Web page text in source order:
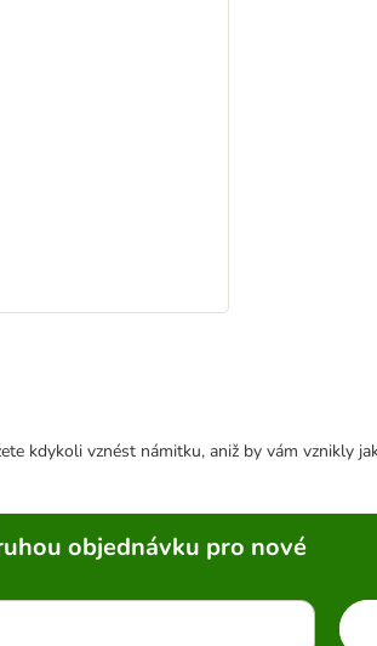
kdykoli vznést námitku, aniž by vám vznikly
objednávku pro nové